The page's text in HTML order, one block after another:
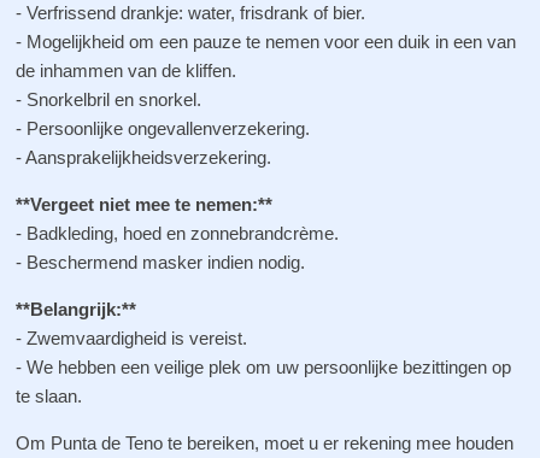
- Verfrissend drankje: water, frisdrank of bier.
- Mogelijkheid om een pauze te nemen voor een duik in een van
de inhammen van de kliffen.
- Snorkelbril en snorkel.
- Persoonlijke ongevallenverzekering.
- Aansprakelijkheidsverzekering.
**Vergeet niet mee te nemen:**
- Badkleding, hoed en zonnebrandcrème.
- Beschermend masker indien nodig.
**Belangrijk:**
- Zwemvaardigheid is vereist.
- We hebben een veilige plek om uw persoonlijke bezittingen op
te slaan.
Om Punta de Teno te bereiken, moet u er rekening mee houden